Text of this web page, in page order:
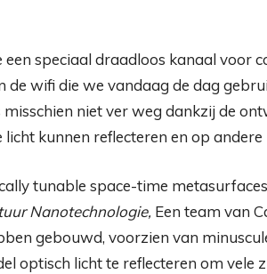
een speciaal draadloos kanaal voor
de wifi die we vandaag de dag
niet ver weg dankzij de
kunnen reflecteren en op
tunable space-time
Nanotechnologie, Een team van
gebouwd, voorzien van
optisch licht te reflecteren om vele